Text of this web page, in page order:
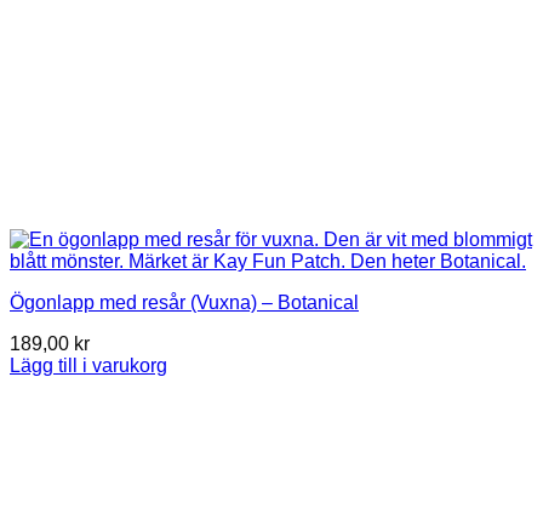
Ögonlapp med resår (Vuxna) – Botanical
189,00 kr
Lägg till i varukorg